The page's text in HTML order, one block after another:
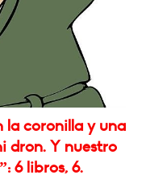
la coronilla y una
dron. Y nuestro
6 libros, 6.